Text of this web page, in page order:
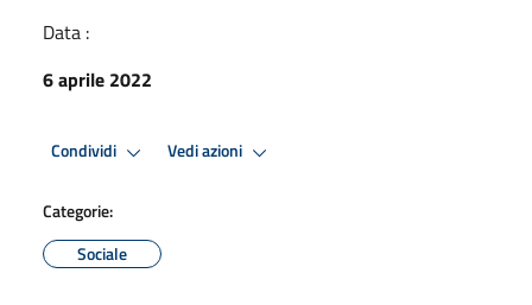
Data :
6 aprile 2022
Condividi Vedi azioni
Categorie:
Sociale